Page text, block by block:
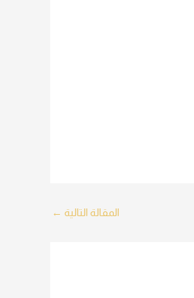
المقالة التالية ←